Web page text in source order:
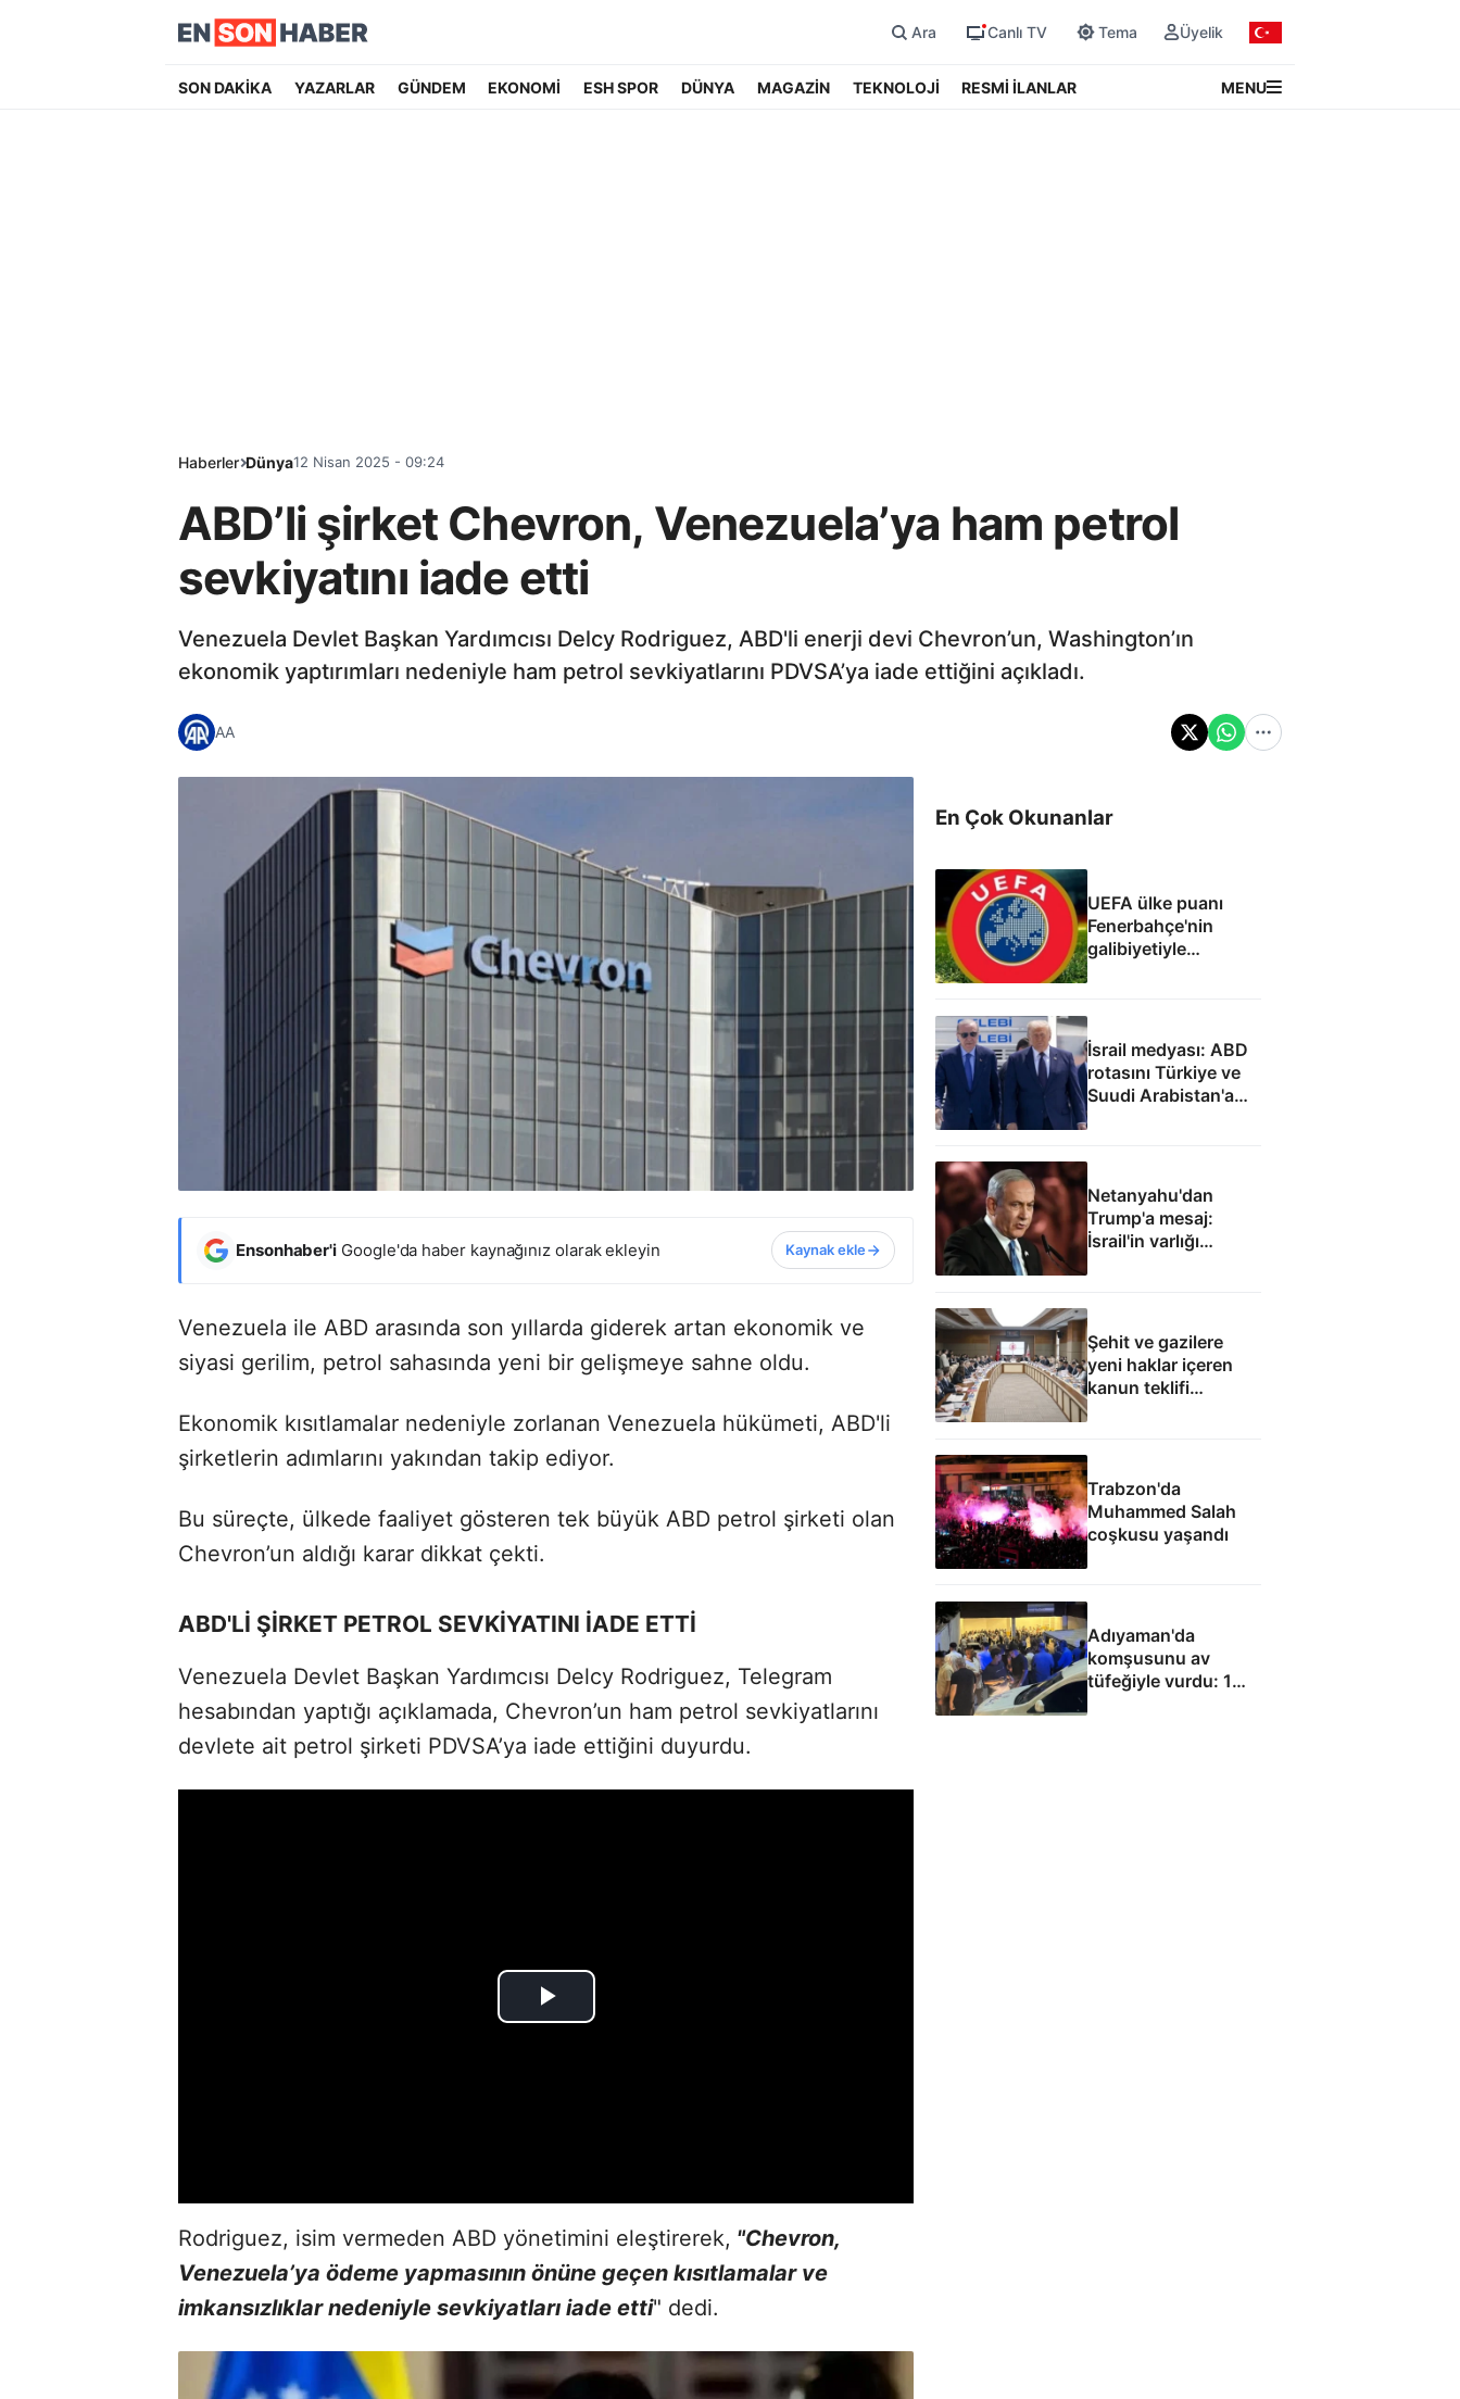
Ara Canlı TV Tema Üyelik
SON DAKİKA YAZARLAR GÜNDEM EKONOMİ ESH SPOR DÜNYA MAGAZİN TEKNOLOJİ RESMİ İLANLAR MENU
Haberler Dünya12 Nisan 2025 - 09:24
ABD’li şirket Chevron, Venezuela’ya ham petrol
sevkiyatını iade etti
Venezuela Devlet Başkan Yardımcısı Delcy Rodriguez, ABD'li enerji devi Chevron’un, Washington’ın
ekonomik yaptırımları nedeniyle ham petrol sevkiyatlarını PDVSA’ya iade ettiğini açıkladı.
AA
Ensonhaber'i Google'da haber kaynağınız olarak ekleyin Kaynak ekle
Venezuela ile ABD arasında son yıllarda giderek artan ekonomik ve
siyasi gerilim, petrol sahasında yeni bir gelişmeye sahne oldu.
Ekonomik kısıtlamalar nedeniyle zorlanan Venezuela hükümeti, ABD'li
şirketlerin adımlarını yakından takip ediyor.
Bu süreçte, ülkede faaliyet gösteren tek büyük ABD petrol şirketi olan
Chevron’un aldığı karar dikkat çekti.
ABD'Lİ ŞİRKET PETROL SEVKİYATINI İADE ETTİ
Venezuela Devlet Başkan Yardımcısı Delcy Rodriguez, Telegram
hesabından yaptığı açıklamada, Chevron’un ham petrol sevkiyatlarını
devlete ait petrol şirketi PDVSA’ya iade ettiğini duyurdu.
Rodriguez, isim vermeden ABD yönetimini eleştirerek, "Chevron,
Venezuela’ya ödeme yapmasının önüne geçen kısıtlamalar ve
imkansızlıklar nedeniyle sevkiyatları iade etti" dedi.
En Çok Okunanlar
UEFA ülke puanı
Fenerbahçe'nin
galibiyetiyle
güncellendi
İsrail medyası: ABD
rotasını Türkiye ve
Suudi Arabistan'a
çevirdi
Netanyahu'dan
Trump'a mesaj:
İsrail'in varlığı
Şehit ve gazilere
yeni haklar içeren
kanun teklifi
komisyondan geçti
Trabzon'da
Muhammed Salah
coşkusu yaşandı
Adıyaman'da
komşusunu av
tüfeğiyle vurdu: 1